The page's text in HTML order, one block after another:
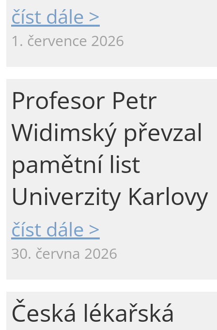
číst dále >
1. července 2026
Profesor Petr
Widimský převzal
pamětní list
Univerzity Karlovy
číst dále >
30. června 2026
Česká lékařská